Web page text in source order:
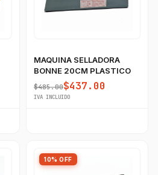
MAQUINA SELLADORA
BONNE 20CM PLASTICO
$485.00$437.00
IVA INCLUIDO
10% OFF
Métodos de envío y entrega